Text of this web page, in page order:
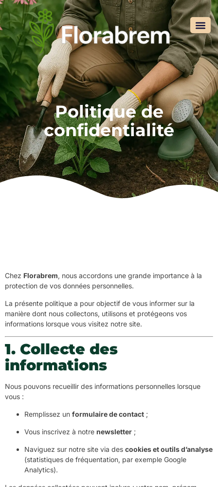
Politique de
confidentialité
Chez Florabrem, nous accordons une grande importance à la
protection de vos données personnelles.
La présente politique a pour objectif de vous informer sur la
manière dont nous collectons, utilisons et protégeons vos
informations lorsque vous visitez notre site.
1. Collecte des
informations
Nous pouvons recueillir des informations personnelles lorsque
vous :
Remplissez un formulaire de contact ;
Vous inscrivez à notre newsletter ;
Naviguez sur notre site via des cookies et outils d’analyse
(statistiques de fréquentation, par exemple Google
Analytics).